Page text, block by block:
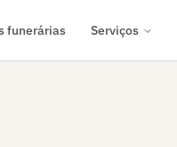
funerárias Serviços